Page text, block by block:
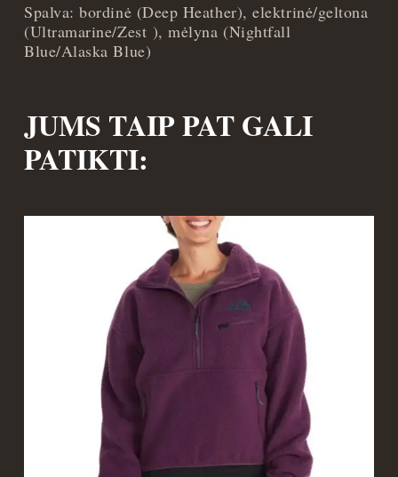
Spalva: bordinė (Deep Heather), elektrinė/geltona
(Ultramarine/Zest ), mėlyna (Nightfall
Blue/Alaska Blue)
JUMS TAIP PAT GALI
PATIKTI: